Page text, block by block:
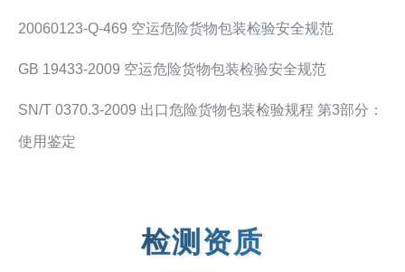
20060123-Q-469 空运危险货物包装检验安全规范
GB 19433-2009 空运危险货物包装检验安全规范
SN/T 0370.3-2009 出口危险货物包装检验规程 第3部分：
使用鉴定
检测资质